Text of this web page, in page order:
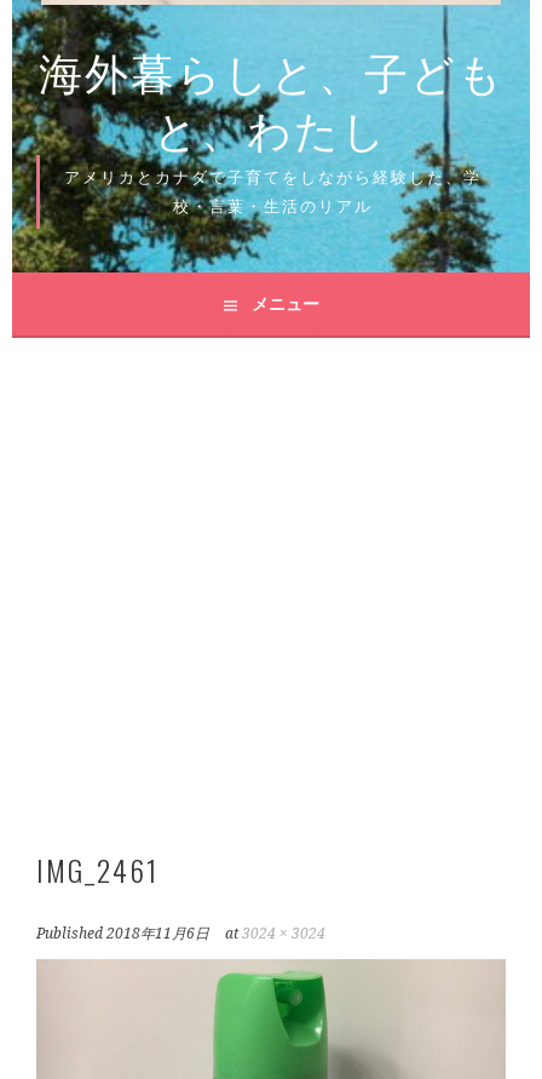
海外暮らしと、子ども
と、わたし
アメリカとカナダで子育てをしながら経験した、学
校・言葉・生活のリアル
メニュー
IMG_2461
Published2018年11月6日 at3024 × 3024